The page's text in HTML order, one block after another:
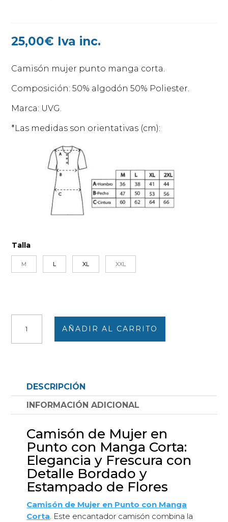
25,00€ Iva inc.
Camisón mujer punto manga corta.
Composición: 50% algodón 50% Poliester.
Marca: UVG.
*Las medidas son orientativas (cm):
Talla
M L XL XXL
mujer
punto
botones,
canesú
detalle
bordado,
estampado
flores
AÑADIR AL CARRITO
DESCRIPCIÓN
INFORMACIÓN ADICIONAL
Camisón de Mujer en
Punto con Manga Corta:
Elegancia y Frescura con
Detalle Bordado y
Estampado de Flores
Camisón de Mujer en Punto con Manga
Corta. Este encantador camisón combina la